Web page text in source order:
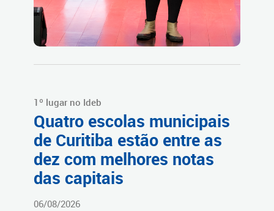
1º lugar no Ideb
Quatro escolas municipais
de Curitiba estão entre as
dez com melhores notas
das capitais
06/08/2026